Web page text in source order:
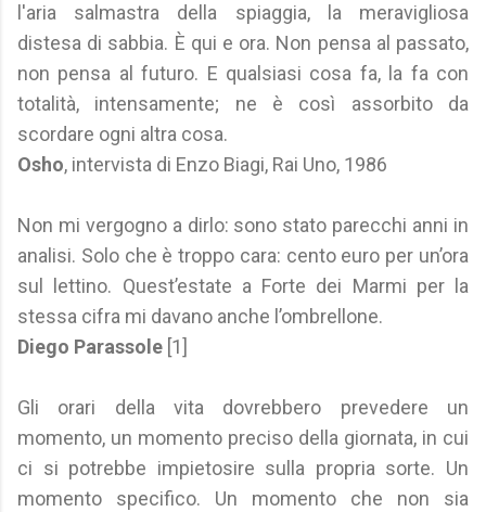
l'aria salmastra della spiaggia, la meravigliosa
distesa di sabbia. È qui e ora. Non pensa al passato,
non pensa al futuro. E qualsiasi cosa fa, la fa con
totalità, intensamente; ne è così assorbito da
scordare ogni altra cosa.
Osho, intervista di Enzo Biagi, Rai Uno, 1986
Non mi vergogno a dirlo: sono stato parecchi anni in
analisi. Solo che è troppo cara: cento euro per un’ora
sul lettino. Quest’estate a Forte dei Marmi per la
stessa cifra mi davano anche l’ombrellone.
Diego Parassole [1]
Gli orari della vita dovrebbero prevedere un
momento, un momento preciso della giornata, in cui
ci si potrebbe impietosire sulla propria sorte. Un
momento specifico. Un momento che non sia